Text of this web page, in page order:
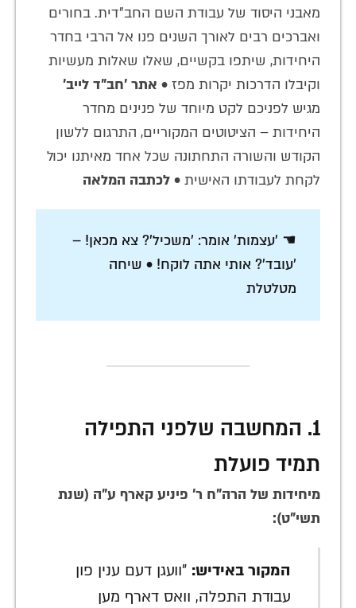
מאבני היסוד של עבודת השם החב"דית. בחורים
ואברכים רבים לאורך השנים פנו אל הרבי בחדר
היחידות, שיתפו בקשיים, שאלו שאלות מעשיות
וקיבלו הדרכות יקרות מפז • אתר 'חב"ד לייב'
מגיש לפניכם לקט מיוחד של פנינים מחדר
היחידות – הציטוטים המקוריים, התרגום ללשון
הקודש והשורה התחתונה שכל אחד מאיתנו יכול
לקחת לעבודתו האישית • לכתבה המלאה
☚ 'עצמות' אומר: 'משכיל'? צא מכאן! –
'עובד'? אותי אתה לוקח! • שיחה
מטלטלת
1. המחשבה שלפני התפילה
תמיד פועלת
מיחידות של הרה"ח ר' פיניע קארף ע"ה (שנת
תשי"ט):
המקור באידיש: "וועגן דעם ענין פון
עבודת התפלה, וואס דארף מען